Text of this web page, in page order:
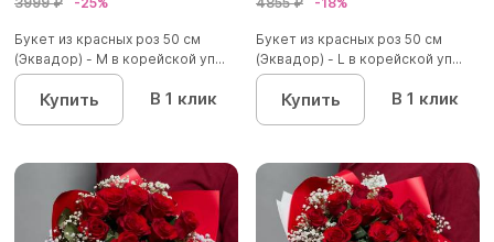
Букет из красных роз 50 см
(Эквадор) - M в корейской уп...
Купить В 1 клик
Букет из красных роз 50 см
(Эквадор) - L в корейской уп...
Купить В 1 клик